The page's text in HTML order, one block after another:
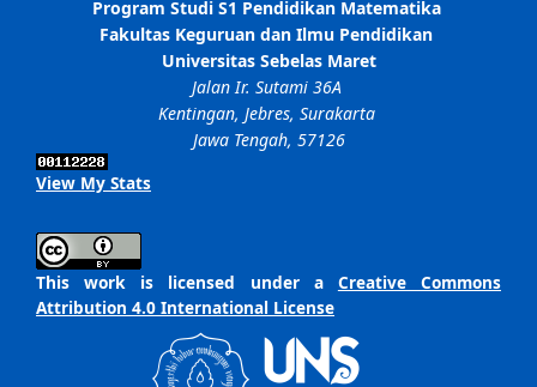
View My Stats
This work is licensed under a Creative Commons
Attribution 4.0 International License